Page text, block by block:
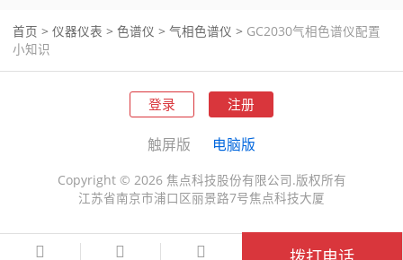
首页 > 仪器仪表 > 色谱仪 > 气相色谱仪 > GC2030气相色谱仪配置
小知识
登录 注册
触屏版 电脑版
Copyright © 2026 焦点科技股份有限公司.版权所有
江苏省南京市浦口区丽景路7号焦点科技大厦